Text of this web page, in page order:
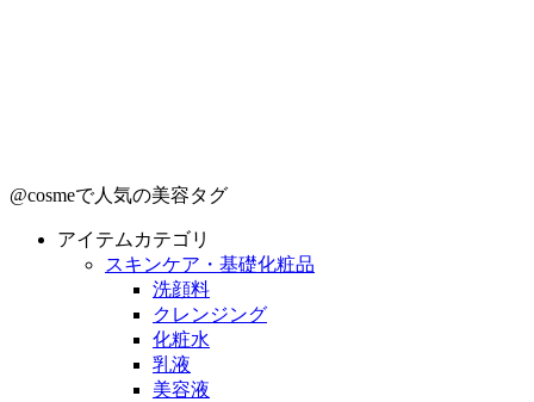
@cosmeで人気の美容タグ
アイテムカテゴリ
スキンケア・基礎化粧品
洗顔料
クレンジング
化粧水
乳液
美容液